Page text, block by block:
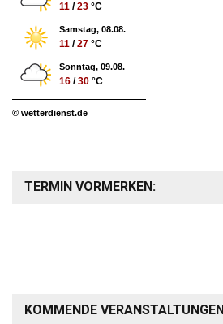
11 /23 °C
Samstag, 08.08.
11 /27 °C
Sonntag, 09.08.
16 /30 °C
© wetterdienst.de
TERMIN VORMERKEN:
KOMMENDE VERANSTALTUNGEN